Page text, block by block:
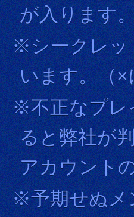
が入ります
※シークレッ
います。（×
※不正なプレ
ると弊社が
アカウント
※予期せぬメ